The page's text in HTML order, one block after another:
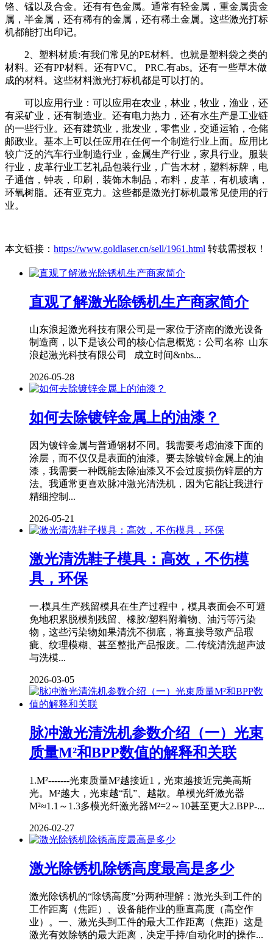
铬、锰以及合金。还有有色金属。通常有轻金属，重金属贵金
属，半金属，还有稀有的金属，还有稀土金属。这些激光打标
机都能打出印记。
2、塑料材质:有我们常见的PE材料。也就是塑料袋之类的
材料。还有PP材料。还有PVC。 PRC.有abs。还有一些草木做
成的材料。这些材料激光打标机都是可以打的。
可以应用行业：可以应用在农业，林业，牧业，渔业，还
有采矿业，还有制造业。还有电力热力，还有水生产是工业链
的一些行业。还有建筑业，批发业，零售业，交通运输，仓储
邮政业。基本上可以任应用在任何一个制造行业上面。应用比
较广泛的汽车行业制造行业，金属生产行业，家具行业。服装
行业，皮革行业工艺礼品包装行业，广告木材，塑料标牌，电
子通信，钟表，印刷，装饰木制品，布料，皮革，有机玻璃，
环氧树脂。还有亚克力。这些都是激光打标机最常见使用的行
业。
本文链接： https://www.goldlaser.cn/sell/1961.html 转载需授权！
直观了解激光除锈机生产商家简介
山东浪起激光科技有限公司是一家位于济南的激光设备
制造商，以下是该公司的核心信息概览：公司名称 山东
浪起激光科技有限公司 成立时间&nbs...
2026-05-28
如何去除镀锌金属上的油漆？
因为镀锌金属与普通钢材不同。我需要考虑油漆下面的
涂层，而不仅仅是表面的油漆。要去除镀锌金属上的油
漆，我需要一种既能去除油漆又不会过度损伤锌层的方
法。我通常更喜欢脉冲激光清洗机，因为它能让我进行
精细控制...
2026-05-21
激光清洗鞋子模具：高效，不伤模
具，环保
一.模具生产残留模具在生产过程中，模具表面会不可避
免地积累脱模剂残留、橡胶/塑料附着物、油污等污染
物，这些污染物如果清洗不彻底，将直接导致产品瑕
疵、纹理模糊、甚至整批产品报废。二.传统清洗超声波
与洗模...
2026-03-05
脉冲激光清洗机参数介绍（一）光束
质量M²和BPP数值的解释和关联
1.M²-------光束质量M²越接近1，光束越接近完美高斯
光。M²越大，光束越“乱”、越散。单模光纤激光器
M²≈1.1～1.3多模光纤激光器M²=2～10甚至更大2.BPP-...
2026-02-27
激光除锈机除锈高度最高是多少
激光除锈机的“除锈高度”分两种理解：激光头到工件的
工作距离（焦距）、设备能作业的垂直高度（高空作
业）。一、激光头到工件的最大工作距离（焦距）这是
激光有效除锈的最大距离，决定手持/自动化时的操作...